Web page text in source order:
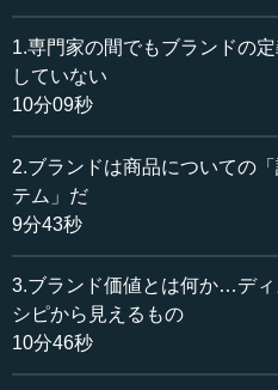
とができるのだ。（2018年1
スクール/ビジネス戦略論最終
をどう読むか」より、全7話中
収録日：2018年1月27日
追加日：2018年7月18日
カテゴリー：
ビジネス・経営
経営戦略
≪全文≫
●ブランドの議論で使える
ブランドの定義という問題
ドとは、他とは異なる商品の
り、他とは区別された名前や
のです。一見、納得する定義
論しようとする際、これが使
1.専門家の間でもブランドの
していない
10分09秒
2.ブランドは商品についての
テム」だ
9分43秒
3.ブランド価値とは何か…ディ
シピから見えるもの
10分46秒